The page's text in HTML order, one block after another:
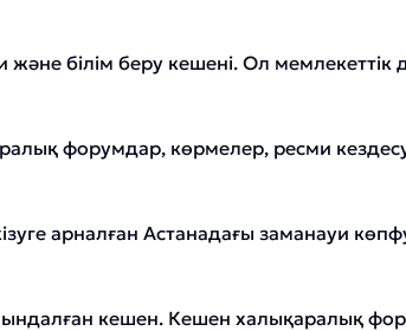
білім беру кешені. Ол мемлекеттік
форумдар, көрмелер, ресми
арналған Астанадағы заманауи
кешен. Кешен халықаралық